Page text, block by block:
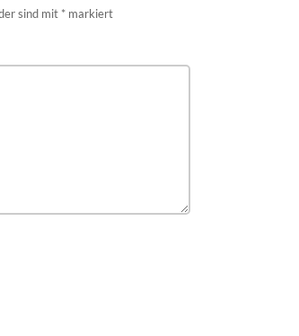
sind mit * markiert